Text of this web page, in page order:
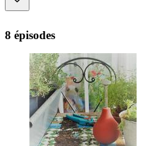
8 épisodes